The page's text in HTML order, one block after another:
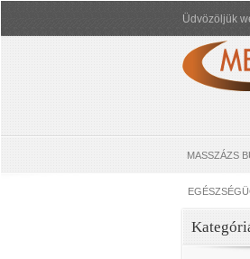
Üdvözöljük
MASSZÁZS